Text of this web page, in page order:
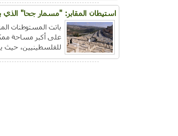
استيطان المقابر: "مسمار جحا" الذي
باتت المستوطنات
على أكبر مساحة
للفلسطينيين، حيث